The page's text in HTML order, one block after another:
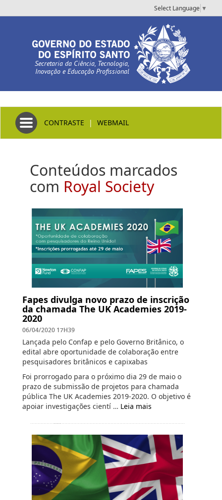
Select Language ▼
Secretaria da Ciência, Tecnologia,
Inovação e Educação Profissional
Toggle navigation
CONTRASTE | WEBMAIL
Conteúdos marcados
com Royal Society
Fapes divulga novo prazo de inscrição
da chamada The UK Academies 2019-
2020
06/04/2020 17H39
Lançada pelo Confap e pelo Governo Britânico, o
edital abre oportunidade de colaboração entre
pesquisadores britânicos e capixabas
Foi prorrogado para o próximo dia 29 de maio o
prazo de submissão de projetos para chamada
pública The UK Academies 2019-2020. O objetivo é
apoiar investigações cientí … Leia mais